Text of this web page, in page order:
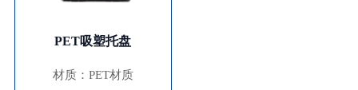
PET吸塑托盘
材质：PET材质